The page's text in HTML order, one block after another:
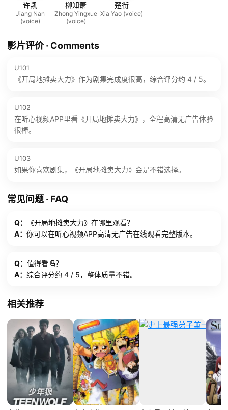
许凯
Jiang Nan
(voice)
柳知萧
Zhong Yingxue
(voice)
楚衔
Xia Yao (voice)
影片评价 · Comments
U101
《开局地摊卖大力》作为剧集完成度很高，综合评分约 4 / 5。
U102
在听心视频APP里看《开局地摊卖大力》，全程高清无广告体验
很棒。
U103
如果你喜欢剧集，《开局地摊卖大力》会是不错选择。
常见问题 · FAQ
Q：
《开局地摊卖大力》在哪里观看？
A： 你可以在听心视频APP高清无广告在线观看完整版本。
Q： 值得看吗？
A： 综合评分约 4 / 5，整体质量不错。
相关推荐